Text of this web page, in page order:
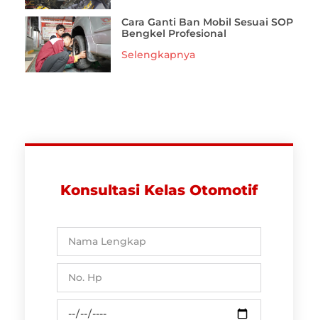
Cara Ganti Ban Mobil Sesuai SOP
Bengkel Profesional
Selengkapnya
Konsultasi Kelas Otomotif